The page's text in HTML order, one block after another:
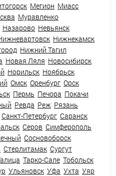
Мегион Миасс
Муравленко
Назарово Невьянск
Нижнекамск
Нижний Тагил
Новая Ляля Новосибирск
Норильск Ноябрьск
Омск Оренбург Орск
Пермь Печора Покачи
Ревда Реж Рязань
Санкт-Петербург Саранск
Серов Симферополь
Сосновоборск
Стерлитамак Сургут
Тарко-Сале Тобольск
Ульяновск Уфа Ухта Уяр